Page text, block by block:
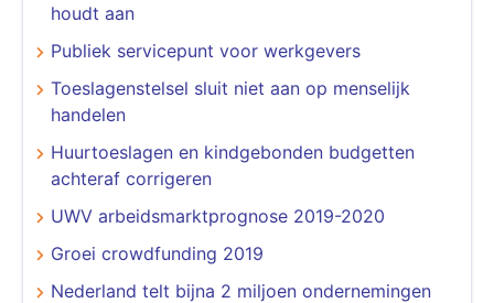
houdt aan
Publiek servicepunt voor werkgevers
Toeslagenstelsel sluit niet aan op menselijk
handelen
Huurtoeslagen en kindgebonden budgetten
achteraf corrigeren
UWV arbeidsmarktprognose 2019-2020
Groei crowdfunding 2019
Nederland telt bijna 2 miljoen ondernemingen